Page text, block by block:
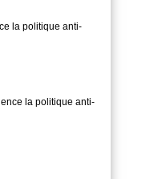
la politique anti-
la politique anti-